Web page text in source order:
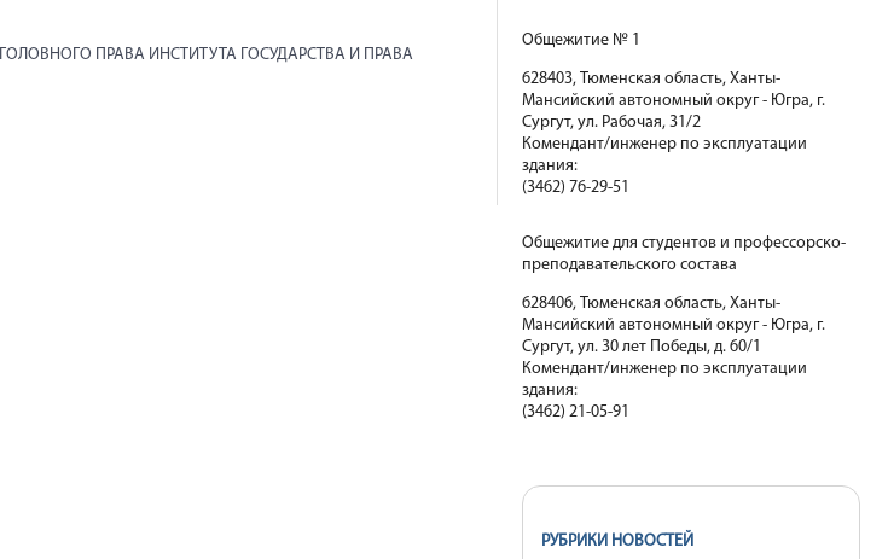
ПРАВА ИНСТИТУТА ГОСУДАРСТВА И ПРАВА
Общежитие № 1
628403, Тюменская область, Ханты-
Мансийский автономный округ - Югра, г.
Сургут, ул. Рабочая, 31/2
Комендант/инженер по эксплуатации
здания:
(3462) 76-29-51
Общежитие для студентов и профессорско-
преподавательского состава
628406, Тюменская область, Ханты-
Мансийский автономный округ - Югра, г.
Сургут, ул. 30 лет Победы, д. 60/1
Комендант/инженер по эксплуатации
здания:
(3462) 21-05-91
РУБРИКИ НОВОСТЕЙ